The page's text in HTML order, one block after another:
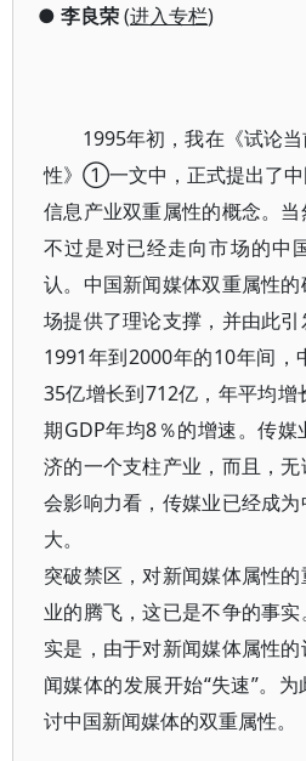
● 李良荣(进入专栏)
1995年初，我在《试论
性》①一文中，正式提出了中
信息产业双重属性的概念。
不过是对已经走向市场的中
认。中国新闻媒体双重属性
场提供了理论支撑，并由此
1991年到2000年的10年间，
35亿增长到712亿，年平均增
期GDP年均8％的增速。传
济的一个支柱产业，而且，
会影响力看，传媒业已经成
大。
突破禁区，对新闻媒体属性
业的腾飞，这已是不争的事
实是，由于对新闻媒体属性
闻媒体的发展开始“失速”。
讨中国新闻媒体的双重属性。